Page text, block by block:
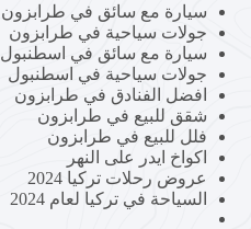
سيارة مع سائق في طرابزون
جولات سياحية في طرابزون
سيارة مع سائق في اسطنبول
جولات سياحية في اسطنبول
افضل الفنادق في طرابزون
شقق للبيع في طرابزون
فلل للبيع في طرابزون
اكواخ ايدر على النهر
عروض رحلات تركيا 2024
السياحة في تركيا لعام 2024